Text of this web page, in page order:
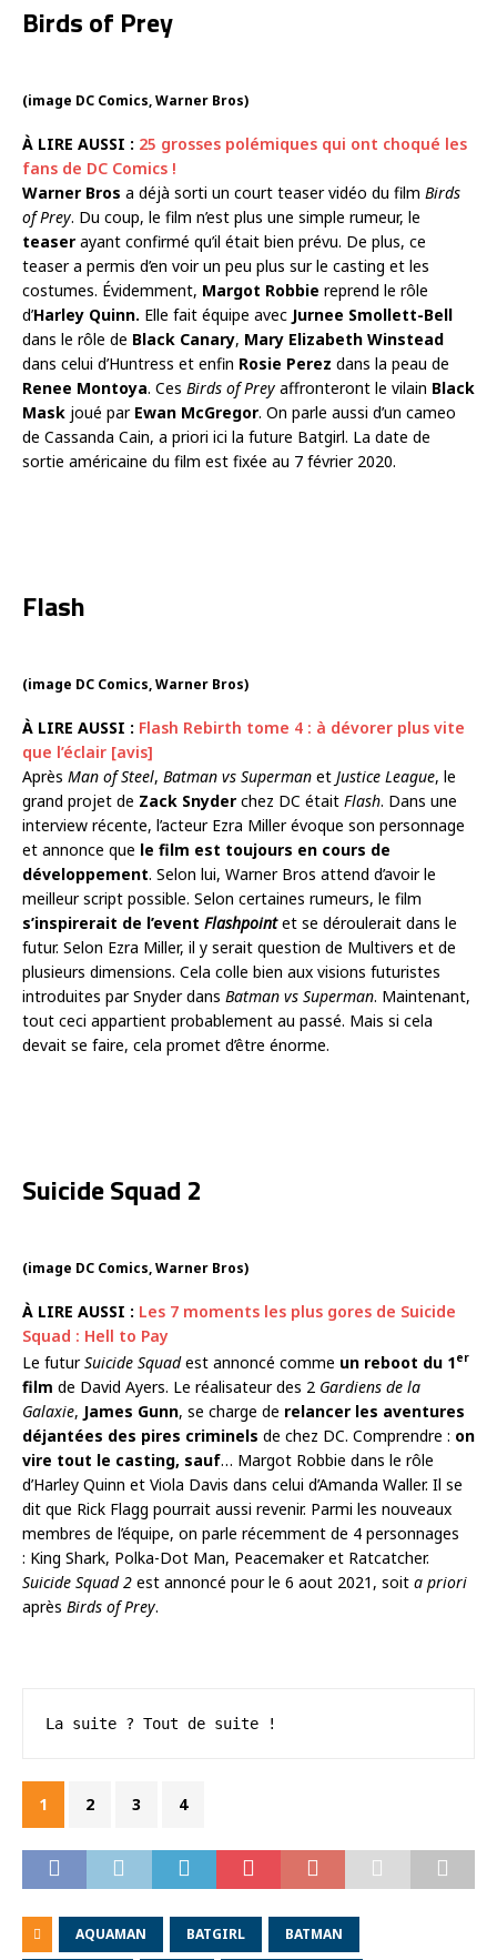
Birds of Prey
(image DC Comics, Warner Bros)
À LIRE AUSSI : 25 grosses polémiques qui ont choqué les
fans de DC Comics !
Warner Bros a déjà sorti un court teaser vidéo du film Birds
of Prey. Du coup, le film n’est plus une simple rumeur, le
teaser ayant confirmé qu’il était bien prévu. De plus, ce
teaser a permis d’en voir un peu plus sur le casting et les
costumes. Évidemment, Margot Robbie reprend le rôle
d’Harley Quinn. Elle fait équipe avec Jurnee Smollett-Bell
dans le rôle de Black Canary, Mary Elizabeth Winstead
dans celui d’Huntress et enfin Rosie Perez dans la peau de
Renee Montoya. Ces Birds of Prey affronteront le vilain Black
Mask joué par Ewan McGregor. On parle aussi d’un cameo
de Cassanda Cain, a priori ici la future Batgirl. La date de
sortie américaine du film est fixée au 7 février 2020.
Flash
(image DC Comics, Warner Bros)
À LIRE AUSSI : Flash Rebirth tome 4 : à dévorer plus vite
que l’éclair [avis]
Après Man of Steel, Batman vs Superman et Justice League, le
grand projet de Zack Snyder chez DC était Flash. Dans une
interview récente, l’acteur Ezra Miller évoque son personnage
et annonce que le film est toujours en cours de
développement. Selon lui, Warner Bros attend d’avoir le
meilleur script possible. Selon certaines rumeurs, le film
s’inspirerait de l’event Flashpointet se déroulerait dans le
futur. Selon Ezra Miller, il y serait question de Multivers et de
plusieurs dimensions. Cela colle bien aux visions futuristes
introduites par Snyder dans Batman vs Superman. Maintenant,
tout ceci appartient probablement au passé. Mais si cela
devait se faire, cela promet d’être énorme.
Suicide Squad 2
(image DC Comics, Warner Bros)
À LIRE AUSSI : Les 7 moments les plus gores de Suicide
Squad : Hell to Pay
Le futurSuicide Squadest annoncé comme un reboot du 1er
film de David Ayers. Le réalisateur des 2 Gardiens de la
Galaxie, James Gunn, se charge de relancer les aventures
déjantées des pires criminels de chez DC. Comprendre : on
vire tout le casting, sauf… Margot Robbie dans le rôle
d’Harley Quinn et Viola Davis dans celui d’Amanda Waller. Il se
dit que Rick Flagg pourrait aussi revenir. Parmi les nouveaux
membres de l’équipe, on parle récemment de 4 personnages
: King Shark, Polka-Dot Man, Peacemaker et Ratcatcher.
Suicide Squad 2 est annoncé pour le 6 aout 2021, soit a priori
après Birds of Prey.
La suite ? Tout de suite !
1 2 3 4
AQUAMAN BATGIRL BATMAN